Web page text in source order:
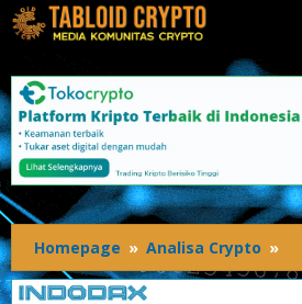
Lewati
ke
konten
Homepage » Analisa Crypto »